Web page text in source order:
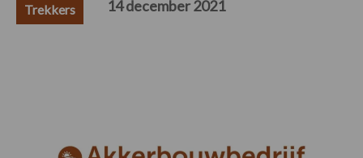
Trekkers 14 december 2021